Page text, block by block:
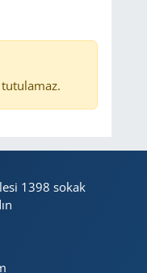
1398 sokak